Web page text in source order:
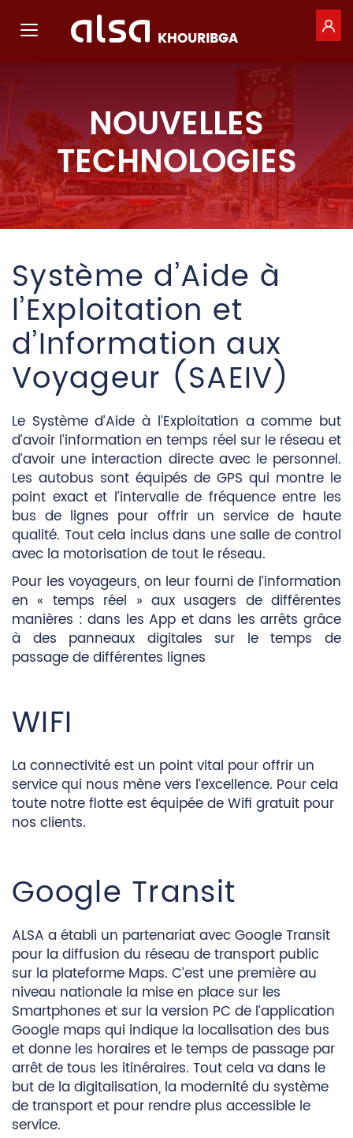
Saut au contenu principal
Toggle navigation KHOURIBGA
NOUVELLES
TECHNOLOGIES
Système d’Aide à
l’Exploitation et
d’Information aux
Voyageur (SAEIV)
Le Système d’Aide à l’Exploitation a comme but
d’avoir l’information en temps réel sur le réseau et
d’avoir une interaction directe avec le personnel.
Les autobus sont équipés de GPS qui montre le
point exact et l’intervalle de fréquence entre les
bus de lignes pour offrir un service de haute
qualité. Tout cela inclus dans une salle de control
avec la motorisation de tout le réseau.
Pour les voyageurs, on leur fourni de l’information
en « temps réel » aux usagers de différentes
manières : dans les App et dans les arrêts grâce
à des panneaux digitales sur le temps de
passage de différentes lignes
WIFI
La connectivité est un point vital pour offrir un
service qui nous mène vers l’excellence. Pour cela
toute notre flotte est équipée de Wifi gratuit pour
nos clients.
Google Transit
ALSA a établi un partenariat avec Google Transit
pour la diffusion du réseau de transport public
sur la plateforme Maps. C’est une première au
niveau nationale la mise en place sur les
Smartphones et sur la version PC de l’application
Google maps qui indique la localisation des bus
et donne les horaires et le temps de passage par
arrêt de tous les itinéraires. Tout cela va dans le
but de la digitalisation, la modernité du système
de transport et pour rendre plus accessible le
service.